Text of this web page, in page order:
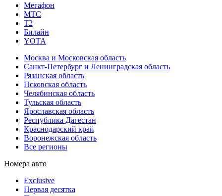
Мегафон
МТС
Т2
Билайн
YOTA
Москва и Московская область
Санкт-Петербург и Ленинградская область
Рязанская область
Псковская область
Челябинская область
Тульская область
Ярославская область
Республика Дагестан
Краснодарский край
Воронежская область
Все регионы
Номера авто
Exclusive
Первая десятка